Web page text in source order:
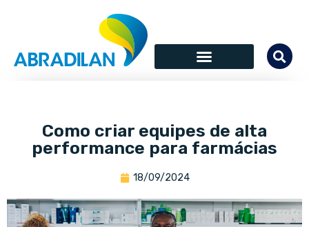
Como criar equipes de alta
performance para farmácias
18/09/2024